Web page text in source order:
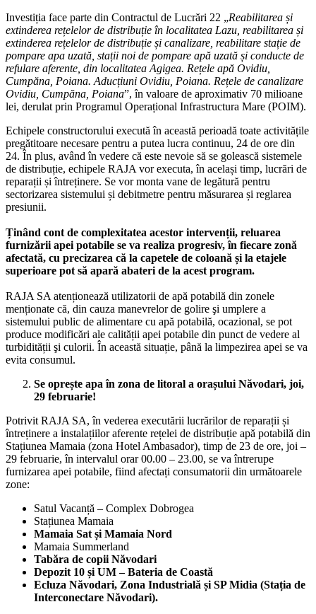
Investiția face parte din Contractul de Lucrări 22 „Reabilitarea și
extinderea rețelelor de distribuție în localitatea Lazu, reabilitarea și
extinderea rețelelor de distribuție și canalizare, reabilitare stație de
pompare apa uzată, stații noi de pompare apă uzată și conducte de
refulare aferente, din localitatea Agigea. Rețele apă Ovidiu,
Cumpăna, Poiana. Aducțiuni Ovidiu, Poiana. Rețele de canalizare
Ovidiu, Cumpăna, Poiana”, în valoare de aproximativ 70 milioane
lei, derulat prin Programul Operațional Infrastructura Mare (POIM).
Echipele constructorului execută în această perioadă toate activitățile
pregătitoare necesare pentru a putea lucra continuu, 24 de ore din
24. În plus, având în vedere că este nevoie să se golească sistemele
de distribuție, echipele RAJA vor executa, în același timp, lucrări de
reparații și întreținere. Se vor monta vane de legătură pentru
sectorizarea sistemului și debitmetre pentru măsurarea și reglarea
presiunii.
Ținând cont de complexitatea acestor intervenții, reluarea
furnizării apei potabile se va realiza progresiv, în fiecare zonă
afectată, cu precizarea că la capetele de coloană și la etajele
superioare pot să apară abateri de la acest program.
RAJA SA atenționează utilizatorii de apă potabilă din zonele
menționate că, din cauza manevrelor de golire şi umplere a
sistemului public de alimentare cu apă potabilă, ocazional, se pot
produce modificări ale calității apei potabile din punct de vedere al
turbidității şi culorii. În această situație, până la limpezirea apei se va
evita consumul.
Se oprește apa în zona de litoral a orașului Năvodari, joi,
29 februarie!
Potrivit RAJA SA, în vederea executării lucrărilor de reparații și
întreținere a instalațiilor aferente rețelei de distribuție apă potabilă din
Stațiunea Mamaia (zona Hotel Ambasador), timp de 23 de ore, joi –
29 februarie, în intervalul orar 00.00 – 23.00, se va întrerupe
furnizarea apei potabile, fiind afectați consumatorii din următoarele
zone:
Satul Vacanță – Complex Dobrogea
Stațiunea Mamaia
Mamaia Sat și Mamaia Nord
Mamaia Summerland
Tabăra de copii Năvodari
Depozit 10 și UM – Bateria de Coastă
Ecluza Năvodari, Zona Industrială și SP Midia (Stația de
Interconectare Năvodari).